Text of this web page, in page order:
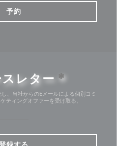
予約
レター *
、当社からのEメールによる個別コミ
ティングオファーを受け取る。